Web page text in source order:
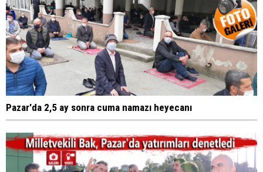
Pazar'da 2,5 ay sonra cuma namazı heyecanı